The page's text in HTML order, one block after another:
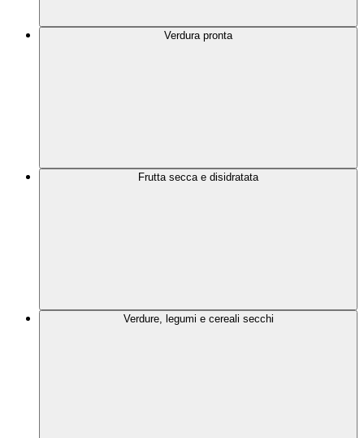
Verdura pronta
Frutta secca e disidratata
Verdure, legumi e cereali secchi